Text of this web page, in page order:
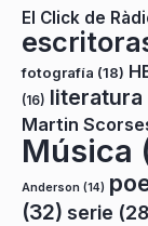
El Click de
fotografía (18)
(16) literatura
Martin
Música
Anderson (14)
(32) serie